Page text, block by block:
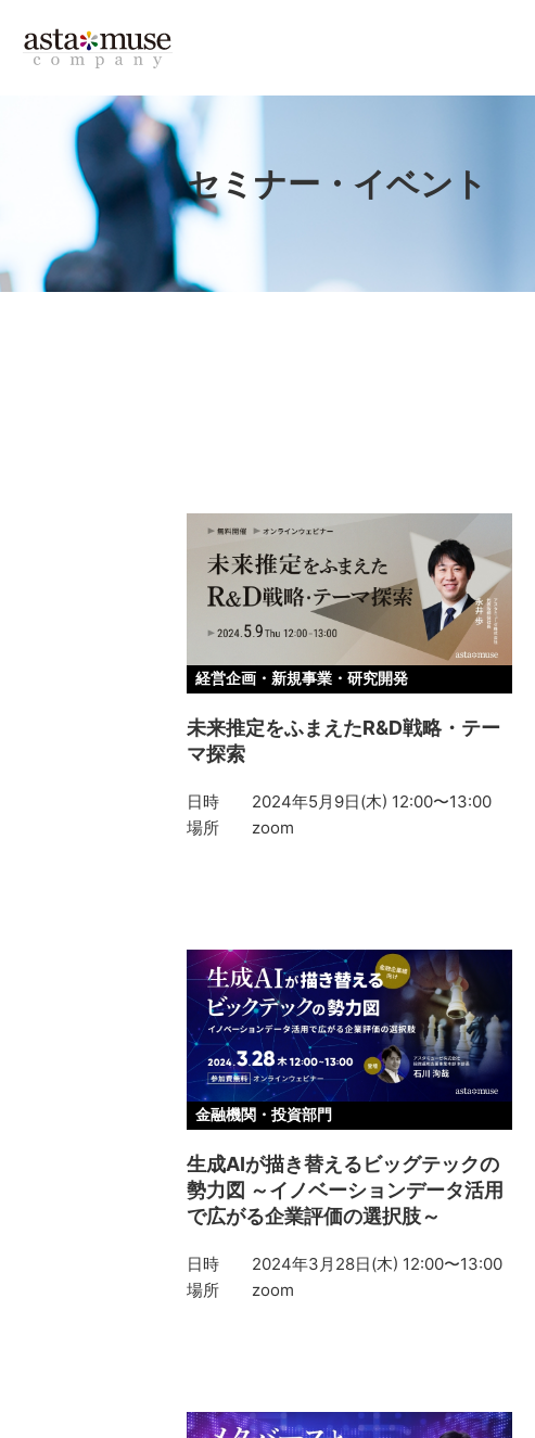
セミナー・イベント
経営企画・新規事業・研究開発
未来推定をふまえたR&D戦略・テー
マ探索
日時
2024年5月9日(木) 12:00〜13:00
場所
zoom
金融機関・投資部門
生成AIが描き替えるビッグテックの
勢力図 ～イノベーションデータ活用
で広がる企業評価の選択肢～
日時
2024年3月28日(木) 12:00〜13:00
場所
zoom